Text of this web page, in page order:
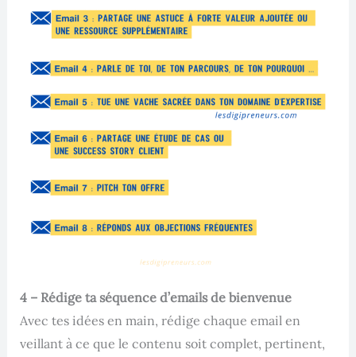
4 – Rédige ta séquence d’emails de bienvenue
Avec tes idées en main, rédige chaque email en
veillant à ce que le contenu soit complet, pertinent,